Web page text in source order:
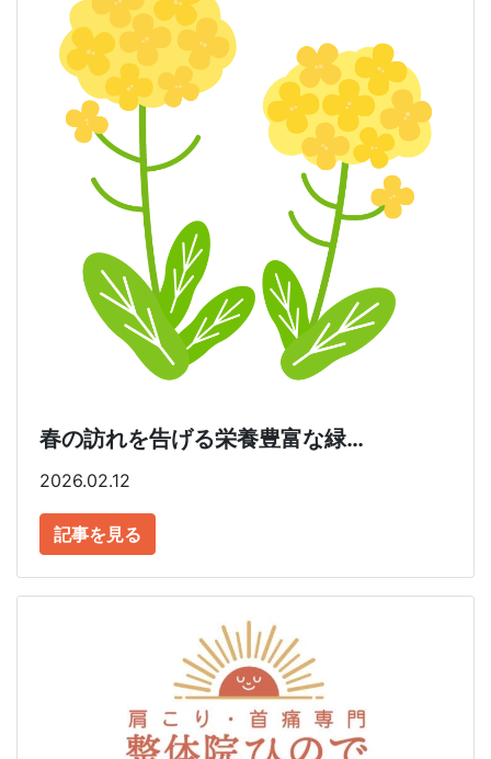
春の訪れを告げる栄養豊富な緑…
2026.02.12
記事を見る